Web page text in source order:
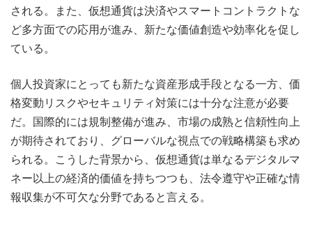
される。また、仮想通貨は決済やスマートコントラクトな
ど多方面での応用が進み、新たな価値創造や効率化を促し
ている。
個人投資家にとっても新たな資産形成手段となる一方、価
格変動リスクやセキュリティ対策には十分な注意が必要
だ。国際的には規制整備が進み、市場の成熟と信頼性向上
が期待されており、グローバルな視点での戦略構築も求め
られる。こうした背景から、仮想通貨は単なるデジタルマ
ネー以上の経済的価値を持ちつつも、法令遵守や正確な情
報収集が不可欠な分野であると言える。